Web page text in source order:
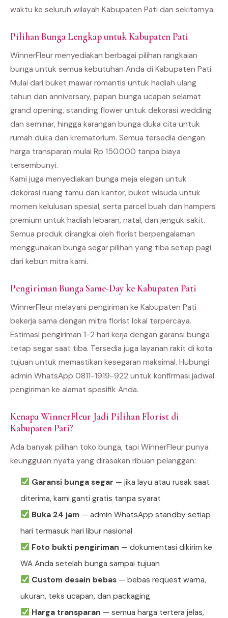
waktu ke seluruh wilayah Kabupaten Pati dan sekitarnya.
Pilihan Bunga Lengkap untuk Kabupaten Pati
WinnerFleur menyediakan berbagai pilihan rangkaian
bunga untuk semua kebutuhan Anda di Kabupaten Pati.
Mulai dari buket mawar romantis untuk hadiah ulang
tahun dan anniversary, papan bunga ucapan selamat
grand opening, standing flower untuk dekorasi wedding
dan seminar, hingga karangan bunga duka cita untuk
rumah duka dan krematorium. Semua tersedia dengan
harga transparan mulai Rp 150.000 tanpa biaya
tersembunyi.
Kami juga menyediakan bunga meja elegan untuk
dekorasi ruang tamu dan kantor, buket wisuda untuk
momen kelulusan spesial, serta parcel buah dan hampers
premium untuk hadiah lebaran, natal, dan jenguk sakit.
Semua produk dirangkai oleh florist berpengalaman
menggunakan bunga segar pilihan yang tiba setiap pagi
dari kebun mitra kami.
Pengiriman Bunga Same-Day ke Kabupaten Pati
WinnerFleur melayani pengiriman ke Kabupaten Pati
bekerja sama dengan mitra florist lokal terpercaya.
Estimasi pengiriman 1-2 hari kerja dengan garansi bunga
tetap segar saat tiba. Tersedia juga layanan rakit di kota
tujuan untuk memastikan kesegaran maksimal. Hubungi
admin WhatsApp 0811-1919-922 untuk konfirmasi jadwal
pengiriman ke alamat spesifik Anda.
Kenapa WinnerFleur Jadi Pilihan Florist di
Kabupaten Pati?
Ada banyak pilihan toko bunga, tapi WinnerFleur punya
keunggulan nyata yang dirasakan ribuan pelanggan:
Garansi bunga segar — jika layu atau rusak saat
diterima, kami ganti gratis tanpa syarat
Buka 24 jam— admin WhatsApp standby setiap
hari termasuk hari libur nasional
Foto bukti pengiriman — dokumentasi dikirim ke
WA Anda setelah bunga sampai tujuan
Custom desain bebas— bebas request warna,
ukuran, teks ucapan, dan packaging
Harga transparan — semua harga tertera jelas,